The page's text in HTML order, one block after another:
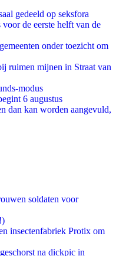
gedeeld op seksfora
de eerste helft van de
onder toezicht om
ruimen mijnen in Straat van
modus
6 augustus
dan kan worden aangevuld,
soldaten voor
insectenfabriek Protix om
na dickpic in